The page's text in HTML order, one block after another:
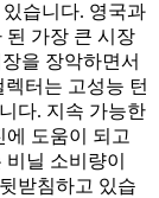
습니다. 영국과
된 가장 큰 시장
을 장악하면서
터는 고성능 턴
다. 지속 가능한
도움이 되고
닐 소비량이
받침하고 있습